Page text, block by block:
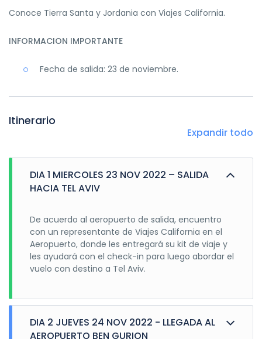
Conoce Tierra Santa y Jordania con Viajes California.
INFORMACION IMPORTANTE
Fecha de salida: 23 de noviembre.
Itinerario
Expandir todo
DIA 1 MIERCOLES 23 NOV 2022 – SALIDA
HACIA TEL AVIV
De acuerdo al aeropuerto de salida, encuentro
con un representante de Viajes California en el
Aeropuerto, donde les entregará su kit de viaje y
les ayudará con el check-in para luego abordar el
vuelo con destino a Tel Aviv.
DIA 2 JUEVES 24 NOV 2022 - LLEGADA AL
AEROPUERTO BEN GURION